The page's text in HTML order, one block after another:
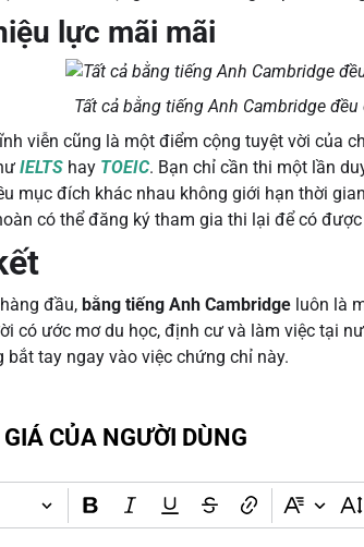
lực mãi mãi
Tất cả bằng tiếng Anh Cambridge
viễn cũng là một điểm cộng tuyệt vời của
IELTS hay TOEIC. Bạn chỉ cần thi một lần
mục đích khác nhau không giới hạn thời
có thể đăng ký tham gia thi lại để có
đầu, bằng tiếng Anh Cambridge luôn là
có ước mơ du học, định cư và làm việc tại
bắt tay ngay vào việc chứng chỉ này.
CỦA NGƯỜI DÙNG